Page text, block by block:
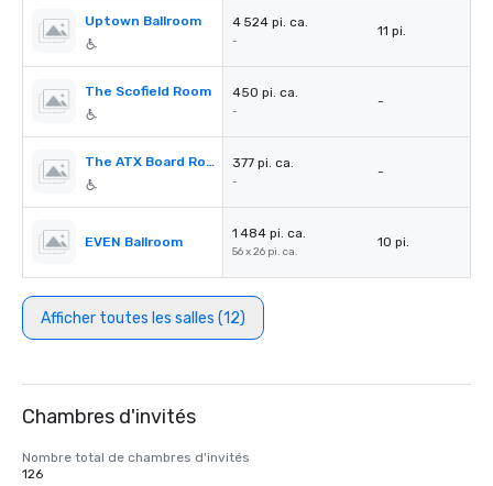
Uptown Ballroom 4 524 pi. ca.
-
11 pi.
The Scofield Room 450 pi. ca.
-
-
The ATX Board Room 377 pi. ca.
-
-
EVEN Ballroom
1 484 pi. ca.
56 x 26 pi. ca.
10 pi.
Afficher toutes les salles (12)
Chambres d'invités
Nombre total de chambres d'invités
126